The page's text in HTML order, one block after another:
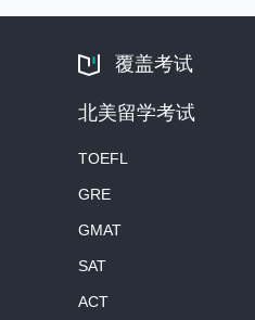
覆盖考试
北美留学考试
TOEFL
GRE
GMAT
SAT
ACT